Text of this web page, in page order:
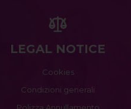
LEGAL NOTICE
Cookies
Condizioni generali